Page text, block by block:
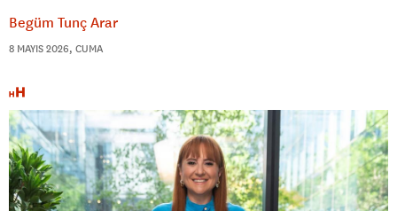
Begüm Tunç Arar
8 MAYIS 2026, CUMA